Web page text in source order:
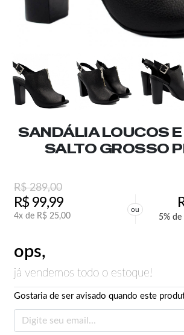
SANDÁLIA LOUCOS
SALTO GROSSO
R$289,00
R$99,99
4x de R$ 25,00
ou
5%
ops,
já vendemos todo o estoque!
Gostaria de ser avisado quando este